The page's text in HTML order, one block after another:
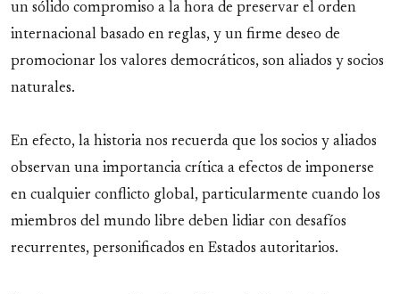
un sólido compromiso a la hora de preservar el orden
internacional basado en reglas, y un firme deseo de
promocionar los valores democráticos, son aliados y socios
naturales.
En efecto, la historia nos recuerda que los socios y aliados
observan una importancia crítica a efectos de imponerse
en cualquier conflicto global, particularmente cuando los
miembros del mundo libre deben lidiar con desafíos
recurrentes, personificados en Estados autoritarios.